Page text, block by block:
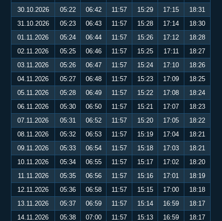
30.10.2026
05:22 06:42 11:57 15:29 17:15
18:31
31.10.2026
05:23 06:43 11:57 15:28 17:14
18:30
01.11.2026
05:24 06:44 11:57 15:26 17:12
18:28
02.11.2026
05:25 06:46 11:57 15:25 17:11
18:27
03.11.2026
05:26 06:47 11:57 15:24 17:10
18:26
04.11.2026
05:27 06:48 11:57 15:23 17:09
18:25
05.11.2026
05:28 06:49 11:57 15:22 17:08
18:24
06.11.2026
05:30 06:50 11:57 15:21 17:07
18:23
07.11.2026
05:31 06:52 11:57 15:20 17:05
18:22
08.11.2026
05:32 06:53 11:57 15:19 17:04
18:21
09.11.2026
05:33 06:54 11:57 15:18 17:03
18:21
10.11.2026
05:34 06:55 11:57 15:17 17:02
18:20
11.11.2026
05:35 06:56 11:57 15:16 17:01
18:19
12.11.2026
05:36 06:58 11:57 15:15 17:00
18:18
13.11.2026
05:37 06:59 11:57 15:14 16:59
18:17
14.11.2026
05:38 07:00 11:57 15:13 16:59
18:17